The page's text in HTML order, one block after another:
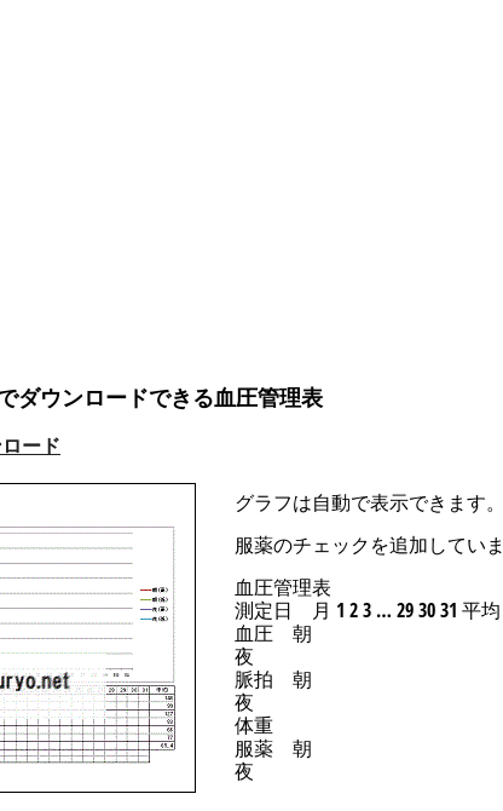
ダウンロードできる血圧管理表
ード
グラフは自動で表示できます。
服薬のチェックを追加していま
血圧管理表
測定日 月 1 2 3 … 29 30 31 平均
血圧 朝
夜
脈拍 朝
夜
体重
服薬 朝
夜